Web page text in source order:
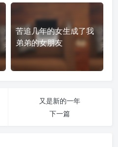
苦追几年的女生成了我
弟弟的女朋友
又是新的一年
下一篇